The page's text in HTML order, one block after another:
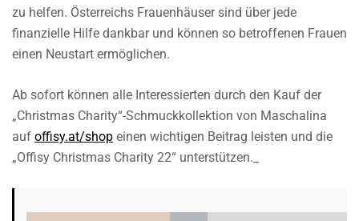
zu helfen. Österreichs Frauenhäuser sind über jede
finanzielle Hilfe dankbar und können so betroffenen Frauen
einen Neustart ermöglichen.
Ab sofort können alle Interessierten durch den Kauf der
„Christmas Charity“-Schmuckkollektion von Maschalina
auf offisy.at/shop einen wichtigen Beitrag leisten und die
„Offisy Christmas Charity 22“ unterstützen._